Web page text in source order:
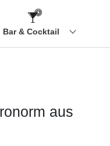
Bar & Cocktail
aus